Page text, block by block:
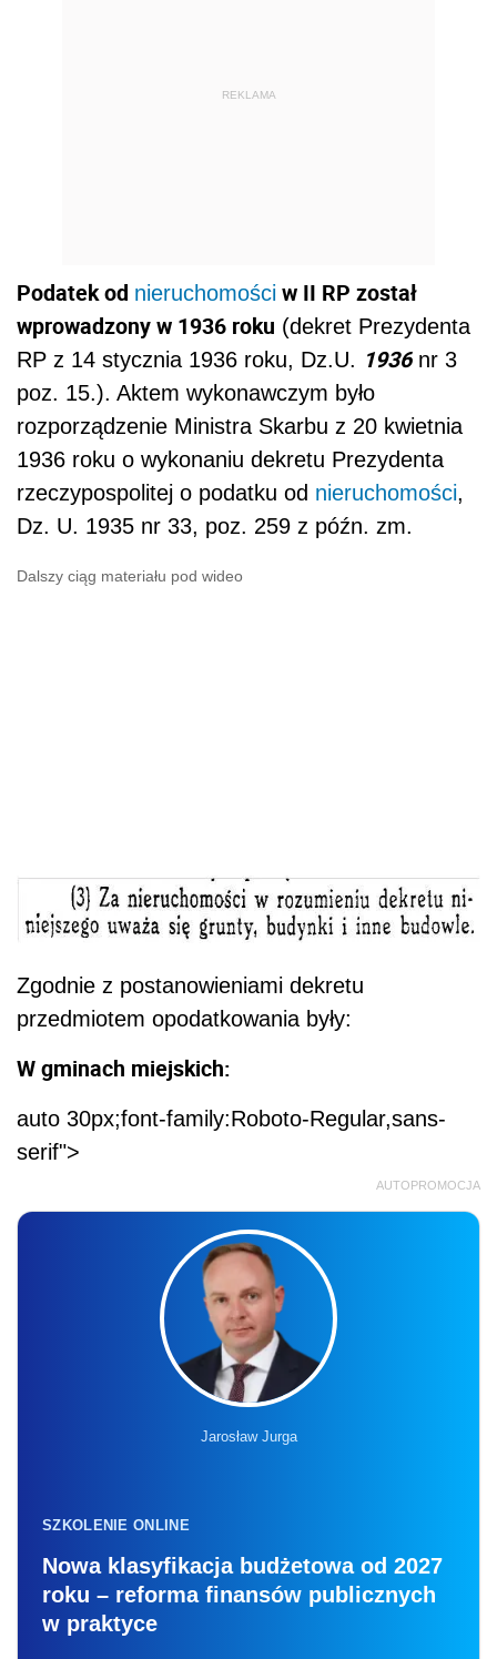
REKLAMA
Podatek od nieruchomości w II RP został
wprowadzony w 1936 roku (dekret Prezydenta
RP z 14 stycznia 1936 roku, Dz.U. 1936nr 3
poz. 15.). Aktem wykonawczym było
rozporządzenie Ministra Skarbu z 20 kwietnia
1936 roku o wykonaniu dekretu Prezydenta
rzeczypospolitej o podatku od nieruchomości,
Dz. U. 1935 nr 33, poz. 259 z późn. zm.
Dalszy ciąg materiału pod wideo
Zgodnie z postanowieniami dekretu
przedmiotem opodatkowania były:
W gminach miejskich:
auto 30px;font-family:Roboto-Regular,sans-
serif">
AUTOPROMOCJA
Jarosław Jurga
SZKOLENIE ONLINE
Nowa klasyfikacja budżetowa od 2027
roku – reforma finansów publicznych
w praktyce